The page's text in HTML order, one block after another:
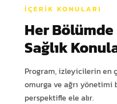
İÇERIK KONULARI
Her Bölümde
Sağlık
Program, izleyicilerin en
omurga ve ağrı yönetimi
perspektifle ele alır.